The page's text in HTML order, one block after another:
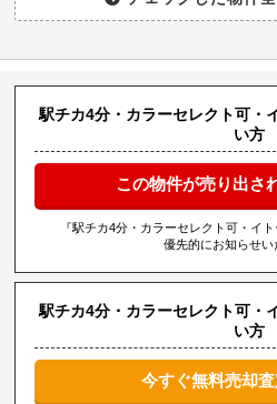
駅チカ4分・カラーセレクト可・
い方
この物件が売り出さ
『駅チカ4分・カラーセレクト可・イ
優先的にお知らせい
駅チカ4分・カラーセレクト可・
い方
今すぐ無料売却